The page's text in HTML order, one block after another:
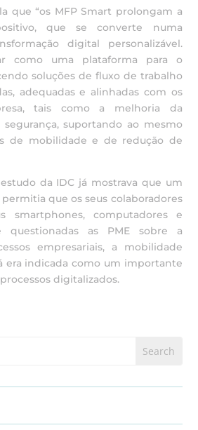
que “os MFP Smart prolongam a
que se converte numa
digital personalizável.
como uma plataforma para o
soluções de fluxo de trabalho
adequadas e alinhadas com os
tais como a melhoria da
suportando ao mesmo
de mobilidade e de redução de
da IDC já mostrava que um
que os seus colaboradores
smartphones, computadores e
questionadas as PME sobre a
empresariais, a mobilidade
era indicada como um importante
digitalizados.